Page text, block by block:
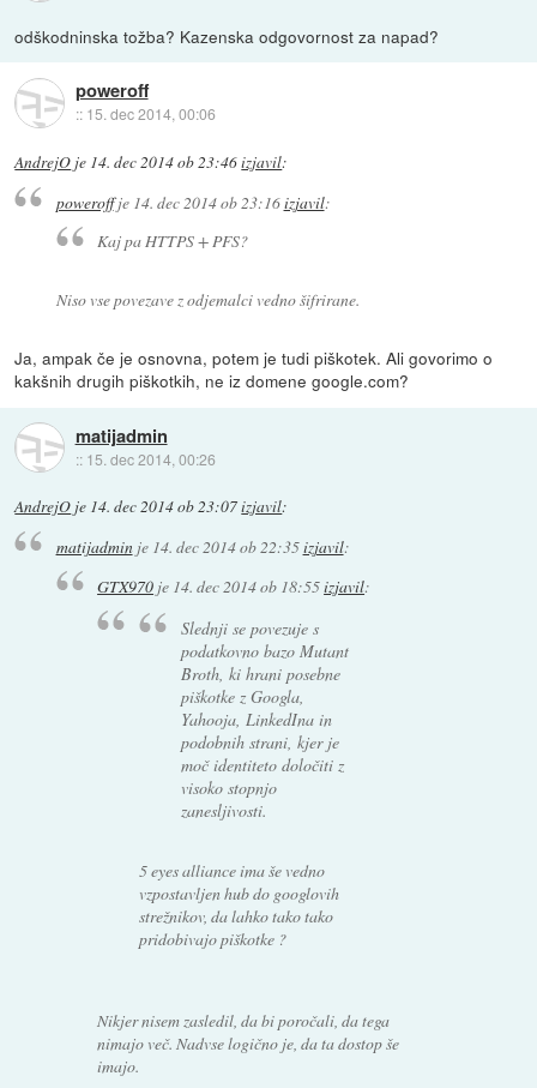
odškodninska tožba? Kazenska odgovornost za napad?
poweroff
:: 15. dec 2014, 00:06
AndrejO je 14. dec 2014 ob 23:46izjavil:
poweroffje 14. dec 2014 ob 23:16izjavil:
Kaj pa HTTPS + PFS?
Niso vse povezave z odjemalci vedno šifrirane.
Ja, ampak če je osnovna, potem je tudi piškotek. Ali govorimo o
kakšnih drugih piškotkih, ne iz domene google.com?
matijadmin
:: 15. dec 2014, 00:26
AndrejO je 14. dec 2014 ob 23:07izjavil:
matijadminje 14. dec 2014 ob 22:35izjavil:
GTX970 je 14. dec 2014 ob 18:55izjavil:
Slednji se povezuje s
podatkovno bazo Mutant
Broth, ki hrani posebne
piškotke z Googla,
Yahooja, LinkedIna in
podobnih strani, kjer je
moč identiteto določiti z
visoko stopnjo
zanesljivosti.
5 eyes alliance ima še vedno
vzpostavljen hub do googlovih
strežnikov, da lahko tako tako
pridobivajo piškotke ?
Nikjer nisem zasledil, da bi poročali, da tega
nimajo več. Nadvse logično je, da ta dostop še
imajo.